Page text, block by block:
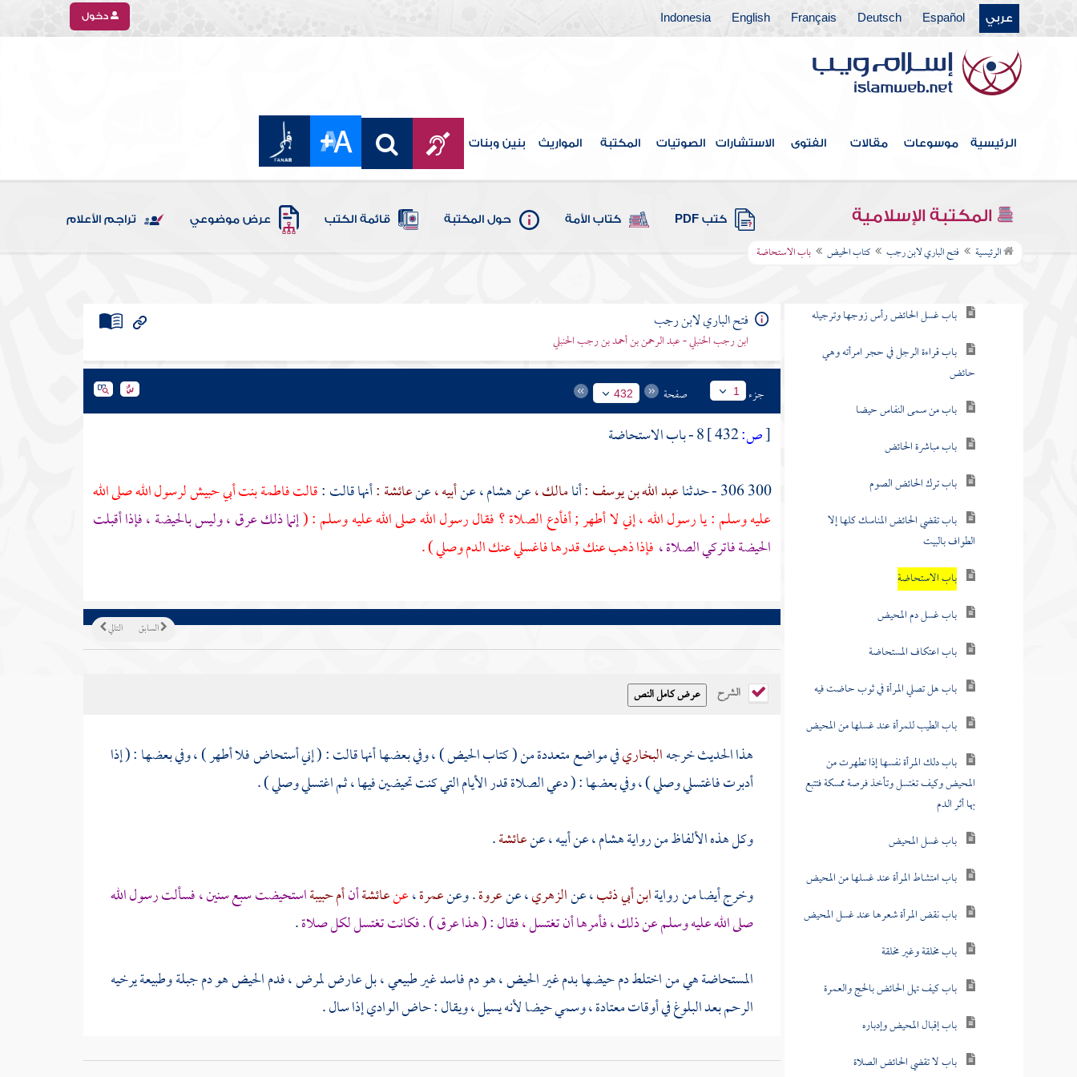
عربي Español
Deutsch
Français
English
Indonesia دخول
الرئيسية موسوعات مقالات الفتوى الاستشارات الصوتيات المكتبة المواريث بنين وبنات
المكتبة الإسلامية كتب PDF كتاب الأمة حول المكتبة قائمة الكتب عرض موضوعي تراجم الأعلام
الرئيسية فتح الباري لابن رجب كتاب الحيض باب الاستحاضة
فهرس الكتاب
كتاب الإيمان
كتاب الغسل
كتاب الحيض
باب غسل الحائض رأس زوجها وترجيله
باب قراءة الرجل في حجر امرأته وهي
حائض
باب من سمى النفاس حيضا
باب مباشرة الحائض
باب ترك الحائض الصوم
باب تقضي الحائض المناسك كلها إلا
الطواف بالبيت
باب الاستحاضة
باب غسل دم المحيض
باب اعتكاف المستحاضة
باب هل تصلي المرأة في ثوب حاضت فيه
باب الطيب للمرأة عند غسلها من المحيض
باب دلك المرأة نفسها إذا تطهرت من
المحيض وكيف تغتسل وتأخذ فرصة ممسكة فتتبع
بها أثر الدم
باب غسل المحيض
باب امتشاط المرأة عند غسلها من المحيض
باب نقض المرأة شعرها عند غسل المحيض
باب مخلقة وغير مخلقة
باب كيف تهل الحائض بالحج والعمرة
باب إقبال المحيض وإدباره
باب لا تقضي الحائض الصلاة
فتح الباري لابن رجب
ابن رجب الحنبلي - عبد الرحمن بن أحمد بن رجب الحنبلي
جزء 1 صفحة 432
[ص:
8 - باب الاستحاضة
300 306 - حدثنا
عبد الله بن يوسف :أنامالك ،عنهشام، عنأبيه ،عنعائشة :أنها قالت :قالتفاطمة بنت أبي حبيشلرسول الله صلى الله
عليه وسلم : يا رسول الله ، إني لا أطهر ; أفأدع الصلاة ؟ فقال رسول الله صلى الله عليه وسلم : (إنما ذلك عرق ، وليس بالحيضة ، فإذا أقبلت
الحيضة فاتركي الصلاة ، فإذا ذهب عنك قدرها فاغسلي عنك الدم وصلي ) .
التالي السابق
الشرح
هذا الحديث خرجهالبخاريفي مواضع متعددة من ( كتاب الحيض ) ، وفي بعضها أنها قالت : ( إني أستحاض فلا أطهر ) ، وفي بعضها : ( إذا
أدبرت فاغتسلي وصلي ) ، وفي بعضها : ( دعي الصلاة قدر الأيام التي كنت تحيضين فيها ، ثم اغتسلي وصلي ) .
وكل هذه الألفاظ من روايةهشام، عن أبيه ، عنعائشة.
وخرج أيضا من روايةابن أبي ذئب، عنالزهري، عنعروة. وعنعمرة،عنعائشةأنأم حبيبةاستحيضت سبع سنين ، فسألت رسول الله
صلى الله عليه وسلم عن ذلك ، فأمرها أن تغتسل ، فقال : ( هذا عرق ) . فكانت تغتسل لكل صلاة.
المستحاضة هي من اختلط دم حيضها بدم غير الحيض ، هو دم فاسد غير طبيعي ، بل عارض لمرض ، فدم الحيض هو دم جبلة وطبيعة يرخيه
الرحم بعد البلوغ في أوقات معتادة ، وسمي حيضا لأنه يسيل ، ويقال : حاض الوادي إذا سال .
[ص:433 ]
وقد فرق النبي صلى الله عليه وسلم بين دم الحيض والاستحاضة بأن دم الاستحاضة عرق ، وهذا يدل على أن دم الحيض ليس